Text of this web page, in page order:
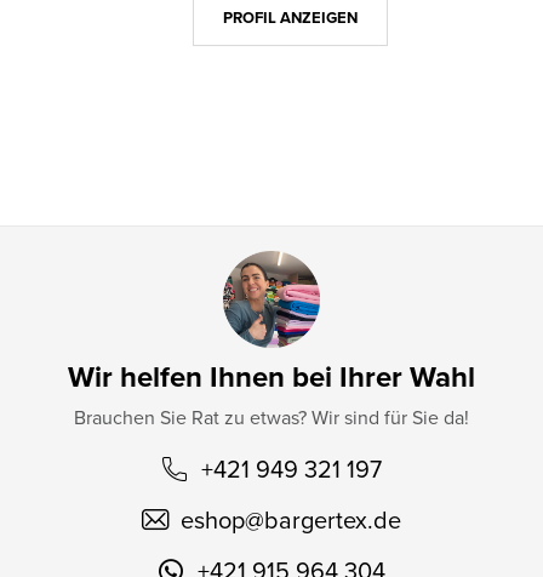
Wir helfen Ihnen bei Ihrer Wahl
Brauchen Sie Rat zu etwas? Wir sind für Sie da!
+421 949 321 197
eshop@bargertex.de
PROFIL ANZEIGEN